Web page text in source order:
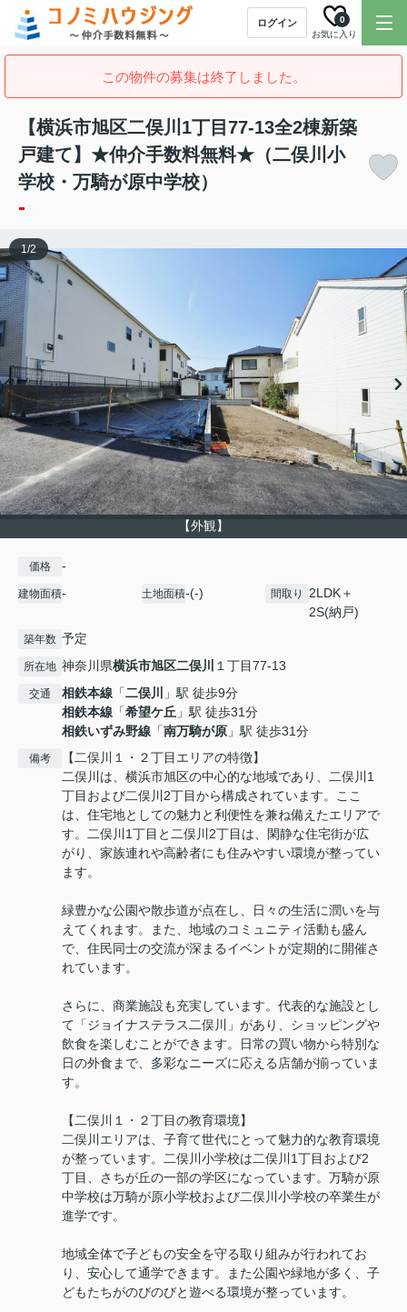
ログイン
お気に入り
0
この物件の募集は終了しました。
【横浜市旭区二俣川1丁目77-13全2棟新築
戸建て】★仲介手数料無料★（二俣川小
学校・万騎が原中学校）
-
【外観】
1/2
価格 -
建物面積- 土地面積-(-) 間取り
2LDK＋
2S(納戸)
築年数 予定
所在地 神奈川県横浜市旭区二俣川 １丁目77-13
交通 相鉄本線 「二俣川
」駅 徒歩9分
相鉄本線 「希望ケ丘 」駅 徒歩31分
相鉄いずみ野線 「南万騎が原 」駅 徒歩31分
備考
【二俣川１・２丁目エリアの特徴】
二俣川は、横浜市旭区の中心的な地域であり、二俣川1
丁目および二俣川2丁目から構成されています。ここ
は、住宅地としての魅力と利便性を兼ね備えたエリアで
す。二俣川1丁目と二俣川2丁目は、閑静な住宅街が広
がり、家族連れや高齢者にも住みやすい環境が整ってい
ます。
緑豊かな公園や散歩道が点在し、日々の生活に潤いを与
えてくれます。また、地域のコミュニティ活動も盛ん
で、住民同士の交流が深まるイベントが定期的に開催さ
れています。
さらに、商業施設も充実しています。代表的な施設とし
て「ジョイナステラス二俣川」があり、ショッピングや
飲食を楽しむことができます。日常の買い物から特別な
日の外食まで、多彩なニーズに応える店舗が揃っていま
す。
【二俣川１・２丁目の教育環境】
二俣川エリアは、子育て世代にとって魅力的な教育環境
が整っています。二俣川小学校は二俣川1丁目および2
丁目、さちが丘の一部の学区になっています。万騎が原
中学校は万騎が原小学校および二俣川小学校の卒業生が
進学です。
地域全体で子どもの安全を守る取り組みが行われてお
り、安心して通学できます。また公園や緑地が多く、子
どもたちがのびのびと遊べる環境が整っています。